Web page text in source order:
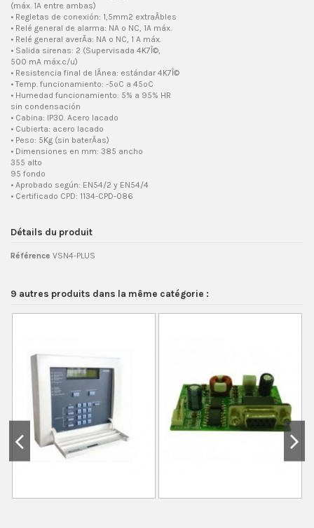
(máx. 1A entre ambas)
• Regletas de conexión: 1,5mm2 extraÃ­bles
• Relé general de alarma: NA o NC, 1A máx.
• Relé general averÃ­a: NA o NC, 1 A máx.
• Salida sirenas: 2 (Supervisada 4K7Î©,
500 mA máx.c/u)
• Resistencia final de lÃ­nea: estándar 4K7Î©
• Temp. funcionamiento: -5ºC a 45ºC
• Humedad funcionamiento: 5% a 95% HR
sin condensación
• Cabina: IP30. Acero lacado
• Cubierta: acero lacado
• Peso: 5Kg (sin baterÃ­as)
• Dimensiones en mm: 385 ancho
355 alto
95 fondo
• Aprobado según: EN54/2 y EN54/4
• Certificado CPD: 1134-CPD-086
Détails du produit
Référence VSN4-PLUS
9 autres produits dans la même catégorie :